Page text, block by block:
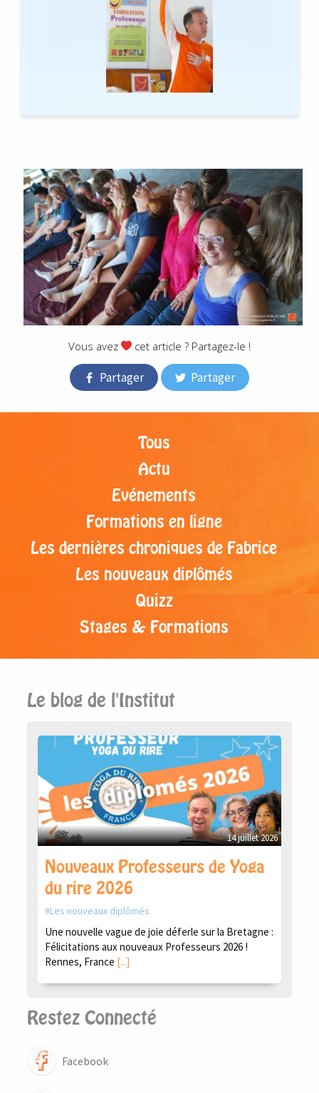
Vous avez cet article ? Partagez-le !
Partager Partager
Tous
Actu
Evénements
Formations en ligne
Les dernières chroniques de Fabrice
Les nouveaux diplômés
Quizz
Stages & Formations
Le blog de l'Institut
14 juillet 2026
Nouveaux Professeurs de Yoga
du rire 2026
Les nouveaux diplômés
Une nouvelle vague de joie déferle sur la Bretagne :
Félicitations aux nouveaux Professeurs 2026 !
Rennes, France [...]
Restez Connecté
Facebook